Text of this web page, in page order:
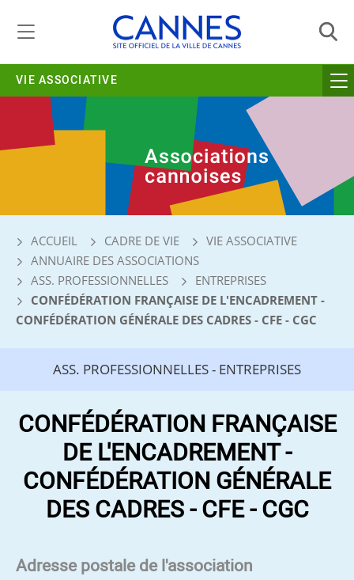
VIE ASSOCIATIVE
ACCUEIL CADRE DE VIE
VIE ASSOCIATIVE
ANNUAIRE DES ASSOCIATIONS
ASS. PROFESSIONNELLES
ENTREPRISES
CONFÉDÉRATION FRANÇAISE DE L'ENCADREMENT -
CONFÉDÉRATION GÉNÉRALE DES CADRES - CFE - CGC
ASS. PROFESSIONNELLES - ENTREPRISES
CONFÉDÉRATION FRANÇAISE
DE L'ENCADREMENT -
CONFÉDÉRATION GÉNÉRALE
DES CADRES - CFE - CGC
Adresse postale de l'association